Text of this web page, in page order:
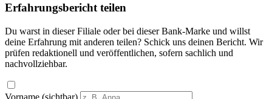
Erfahrungsbericht teilen
Du warst in dieser Filiale oder bei dieser Bank-Marke und willst
deine Erfahrung mit anderen teilen? Schick uns deinen Bericht. Wir
prüfen redaktionell und veröffentlichen, sofern sachlich und
nachvollziehbar.
Vorname (sichtbar)